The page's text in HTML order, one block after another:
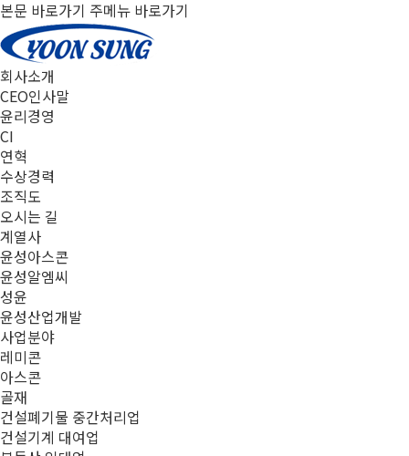
본문 바로가기 주메뉴 바로가기
회사소개
CEO인사말
윤리경영
CI
연혁
수상경력
조직도
오시는 길
계열사
윤성아스콘
윤성알엠씨
성윤
윤성산업개발
사업분야
레미콘
아스콘
골재
건설폐기물 중간처리업
건설기계 대여업
R&D
센터
R&D
센터
R&D
센터
R&D
센터
R&D
센터
R&D
센터